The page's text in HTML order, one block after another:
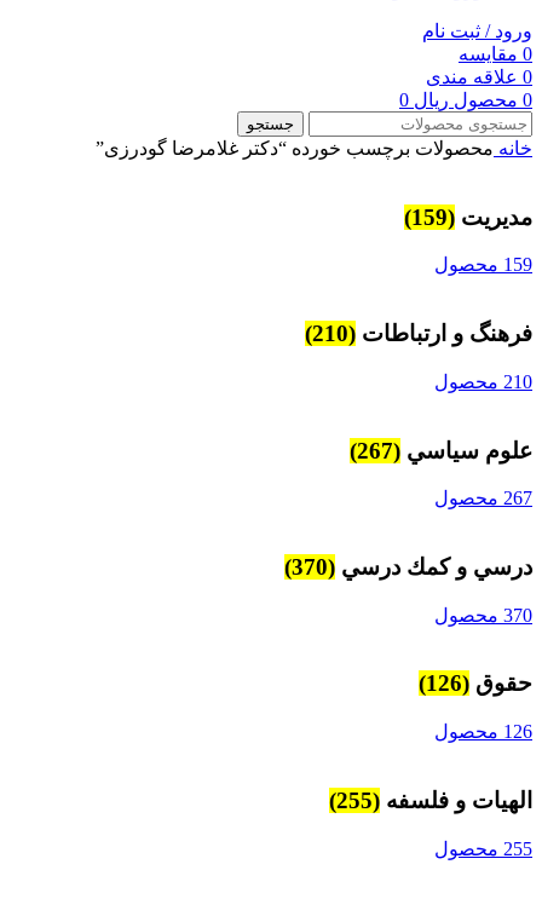
ورود / ثبت نام
0 مقایسه
0 علاقه مندی
0 محصول ریال
جستجو
خانه محصولات برچسب خورده “دکتر غلامرضا گودرزی”
مديريت (159)
159 محصول
فرهنگ و ارتباطات (210)
210 محصول
علوم سياسي (267)
267 محصول
درسي و كمك درسي (370)
370 محصول
حقوق (126)
126 محصول
الهیات و فلسفه (255)
255 محصول